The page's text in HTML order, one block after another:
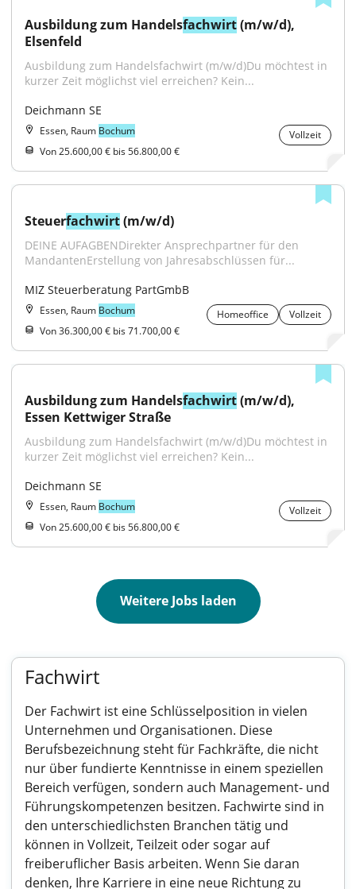
Ausbildung zum Handelsfachwirt (m/w/d),
Elsenfeld
Ausbildung zum Handelsfachwirt (m/w/d)Du möchtest in
kurzer Zeit möglichst viel erreichen? Kein...
Deichmann SE
Essen, Raum Bochum
Vollzeit
Von 25.600,00 € bis 56.800,00 €
Steuerfachwirt (m/w/d)
DEINE AUFAGBENDirekter Ansprechpartner für den
MandantenErstellung von Jahresabschlüssen für...
MIZ Steuerberatung PartGmbB
Essen, Raum Bochum Homeoffice
Vollzeit
Von 36.300,00 € bis 71.700,00 €
Ausbildung zum Handelsfachwirt (m/w/d),
Essen Kettwiger Straße
Ausbildung zum Handelsfachwirt (m/w/d)Du möchtest in
kurzer Zeit möglichst viel erreichen? Kein...
Deichmann SE
Essen, Raum Bochum
Vollzeit
Von 25.600,00 € bis 56.800,00 €
Weitere Jobs laden
Fachwirt
Der Fachwirt ist eine Schlüsselposition in vielen
Unternehmen und Organisationen. Diese
Berufsbezeichnung steht für Fachkräfte, die nicht
nur über fundierte Kenntnisse in einem speziellen
Bereich verfügen, sondern auch Management- und
Führungskompetenzen besitzen. Fachwirte sind in
den unterschiedlichsten Branchen tätig und
können in Vollzeit, Teilzeit oder sogar auf
freiberuflicher Basis arbeiten. Wenn Sie daran
denken, Ihre Karriere in eine neue Richtung zu